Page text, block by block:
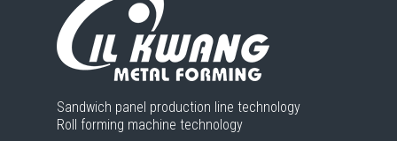
Sandwich panel production line technology
Roll forming machine technology